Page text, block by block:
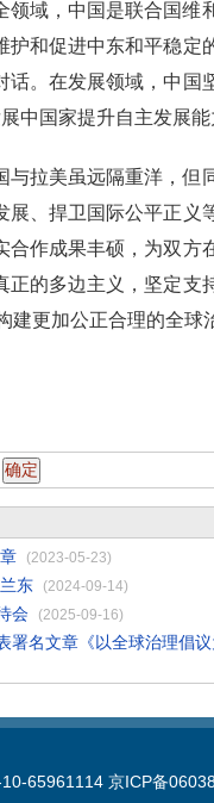
域，中国是联合国维
和促进中东和平稳
。在发展领域，中
中国家提升自主发展
拉美虽远隔重洋，但
、捍卫国际公平正
作成果丰硕，为双方
的多边主义，坚定支
更加公正合理的全
(2023-05-23)
东 (2024-09-14)
会 (2025-09-16)
署名文章《以全球治理倡
65961114 京ICP备